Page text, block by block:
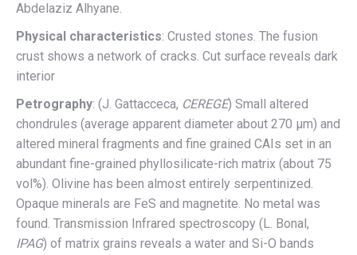
Abdelaziz Alhyane.
Physical characteristics: Crusted stones. The fusion
crust shows a network of cracks. Cut surface reveals dark
interior
Petrography: (J. Gattacceca, CEREGE) Small altered
chondrules (average apparent diameter about 270 µm) and
altered mineral fragments and fine grained CAIs set in an
abundant fine-grained phyllosilicate-rich matrix (about 75
vol%). Olivine has been almost entirely serpentinized.
Opaque minerals are FeS and magnetite. No metal was
found. Transmission Infrared spectroscopy (L. Bonal,
IPAG) of matrix grains reveals a water and Si-O bands